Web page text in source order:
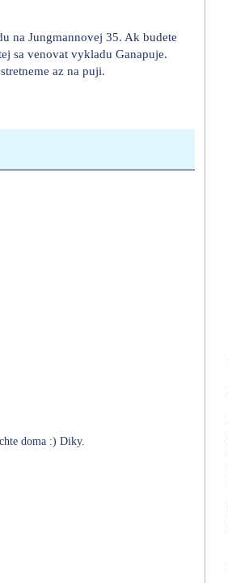
na Jungmannovej 35. Ak budete
sa venovat vykladu Ganapuje.
az na puji.
doma :) Diky.